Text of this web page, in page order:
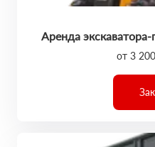
Аренда
от 3